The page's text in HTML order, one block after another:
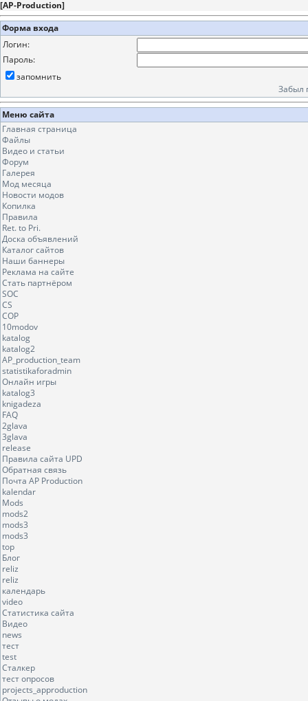
[AP-Production]
Форма входа
Логин:
Пароль:
запомнить
Забыл
Меню сайта
Главная страница
Файлы
Видео и статьи
Форум
Галерея
Мод месяца
Новости модов
Копилка
Правила
Ret. to Pri.
Доска объявлений
Каталог сайтов
Наши баннеры
Реклама на сайте
Стать партнёром
SOC
CS
COP
10modov
katalog
katalog2
AP_production_team
statistikaforadmin
Онлайн игры
katalog3
knigadeza
FAQ
2glava
3glava
release
Правила сайта UPD
Обратная связь
Почта AP Production
kalendar
Mods
mods2
mods3
mods3
top
Блог
reliz
reliz
календарь
video
Статистика сайта
Видео
news
тест
test
Сталкер
тест опросов
projects_approduction